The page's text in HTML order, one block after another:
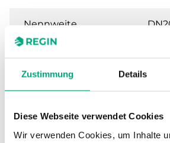
Zustimmung Details
Diese Webseite verwendet Cookies
Wir verwenden Cookies, um Inhalte
Nennweite
Kvs 4
Max. Differenzdruck
Anschluss G 3/